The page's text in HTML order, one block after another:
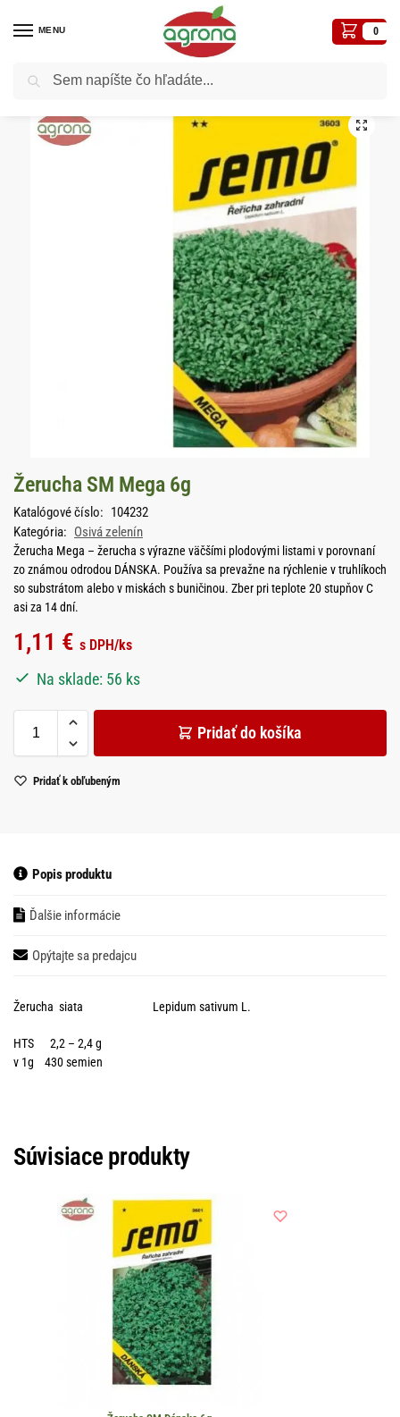
MENU 0
Domov Semená - osivá / Osivá zelenín
Žerucha SM Mega 6g
Katalógové číslo: 104232
Kategória: Osivá zelenín
Žerucha Mega – žerucha s výrazne väčšími plodovými listami v porovnaní
zo známou odrodou DÁNSKA. Používa sa prevažne na rýchlenie v truhlíkoch
so substrátom alebo v miskách s buničinou. Zber pri teplote 20 stupňov C
asi za 14 dní.
1,11 € s DPH/ks
Na sklade: 56 ks
Pridať do košíka
Pridať k obľubeným
Popis produktu
Ďalšie informácie
Opýtajte sa predajcu
Žerucha siata Lepidum sativum L.
HTS 2,2 – 2,4 g
v 1g 430 semien
Súvisiace produkty